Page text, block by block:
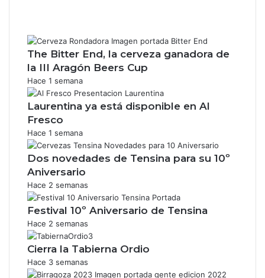
The Bitter End, la cerveza ganadora de
la III Aragón Beers Cup
Hace 1 semana
Laurentina ya está disponible en Al
Fresco
Hace 1 semana
Dos novedades de Tensina para su 10º
Aniversario
Hace 2 semanas
Festival 10º Aniversario de Tensina
Hace 2 semanas
Cierra la Tabierna Ordio
Hace 3 semanas